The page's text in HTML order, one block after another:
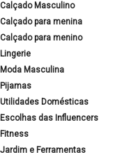
Calçado Masculino
Calçado para menina
Calçado para menino
Lingerie
Moda Masculina
Pijamas
Utilidades Domésticas
Escolhas das Influencers
Fitness
Jardim e Ferramentas